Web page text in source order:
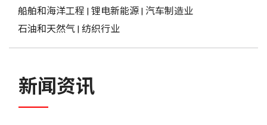
船舶和海洋工程 | 锂电新能源| 汽车制造业
石油和天然气| 纺织行业
新闻资讯